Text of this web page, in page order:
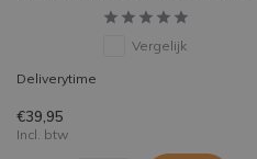
Vergelijk
Deliverytime
€39,95
Incl. btw